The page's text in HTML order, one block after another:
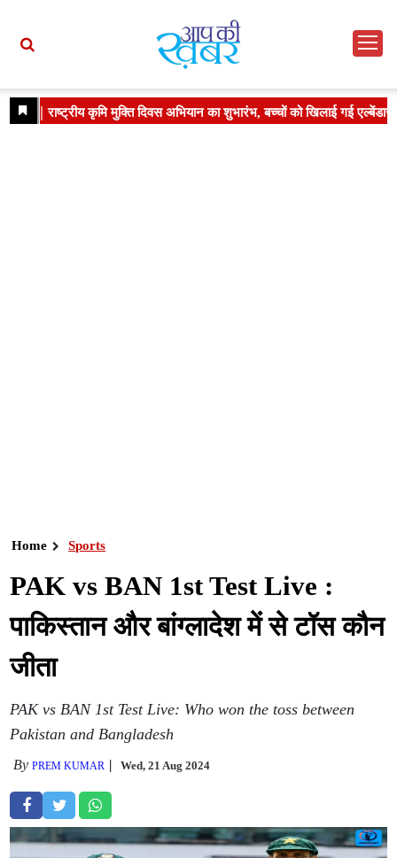
Home Sports
PAK vs BAN 1st Test Live :
पाकिस्तान और बांग्लादेश में से टॉस कौन
जीता
PAK vs BAN 1st Test Live: Who won the toss between
Pakistan and Bangladesh
ByPREM KUMAR Wed, 21 Aug 2024